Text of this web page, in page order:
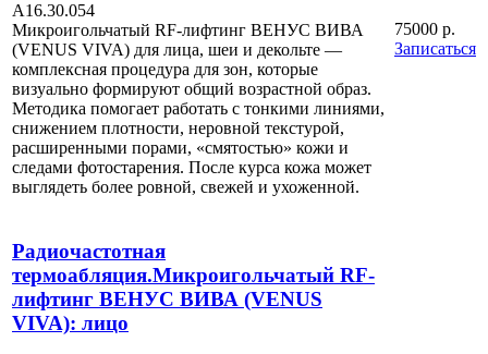
А16.30.054
Микроигольчатый RF-лифтинг ВЕНУС ВИВА
(VENUS VIVA) для лица, шеи и декольте —
комплексная процедура для зон, которые
визуально формируют общий возрастной образ.
Методика помогает работать с тонкими линиями,
снижением плотности, неровной текстурой,
расширенными порами, «смятостью» кожи и
следами фотостарения. После курса кожа может
выглядеть более ровной, свежей и ухоженной.
75000 р.
Записаться
Радиочастотная
термоабляция.Микроигольчатый RF-
лифтинг ВЕНУС ВИВА (VENUS
VIVA): лицо